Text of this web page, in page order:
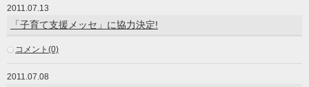
2011.07.13
「子育て支援メッセ」に協力決定!
コメント(0)
2011.07.08